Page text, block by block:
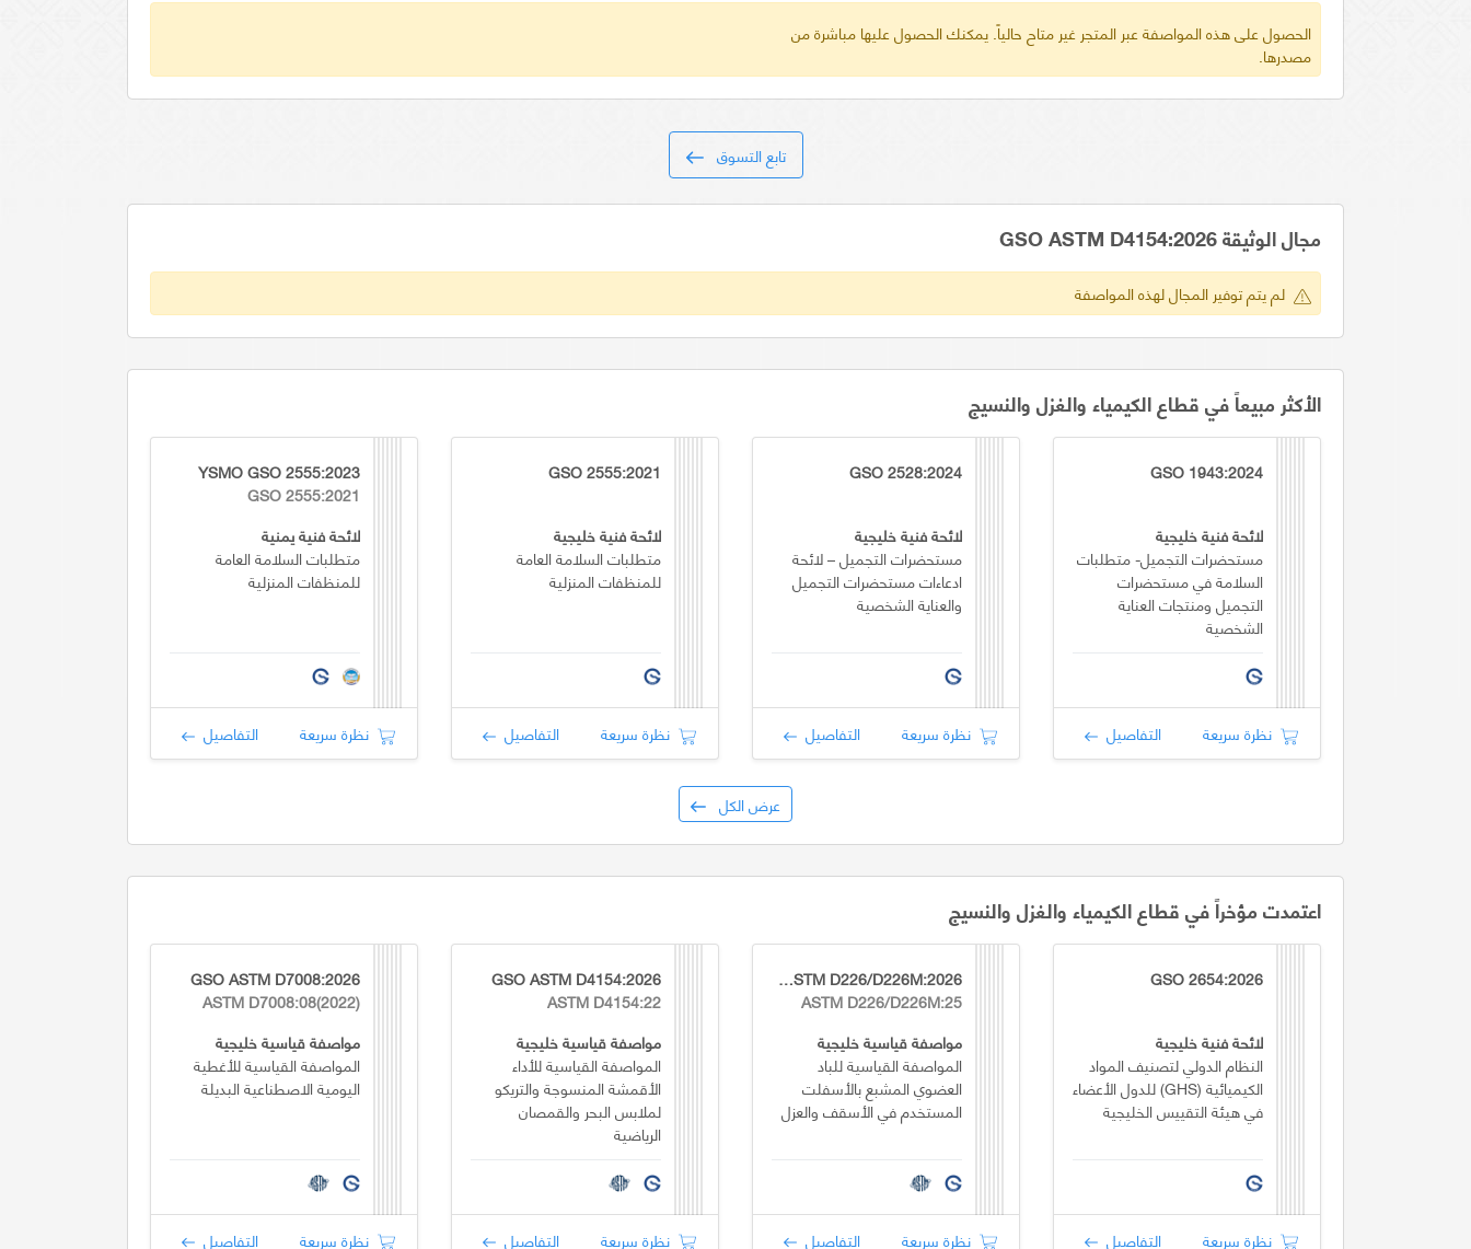
الحصول على هذه المواصفة عبر المتجر غير متاح حالياً. يمكنك الحصول عليها مباشرة من
مصدرها.
تابع التسوق
مجال الوثيقة GSO ASTM D4154:2026
لم يتم توفير المجال لهذه المواصفة
الأكثر مبيعاً في قطاع الكيمياء والغزل والنسيج
GSO 1943:2024
لائحة فنية خليجية
مستحضرات التجميل- متطلبات
السلامة في مستحضرات
التجميل ومنتجات العناية
الشخصية
نظرة سريعة التفاصيل
GSO 2528:2024
لائحة فنية خليجية
مستحضرات التجميل – لائحة
ادعاءات مستحضرات التجميل
والعناية الشخصية
نظرة سريعة التفاصيل
GSO 2555:2021
لائحة فنية خليجية
متطلبات السلامة العامة
للمنظفات المنزلية
نظرة سريعة التفاصيل
YSMO GSO 2555:2023
GSO 2555:2021
لائحة فنية يمنية
متطلبات السلامة العامة
للمنظفات المنزلية
نظرة سريعة التفاصيل
عرض الكل
اعتمدت مؤخراً في قطاع الكيمياء والغزل والنسيج
GSO 2654:2026
لائحة فنية خليجية
النظام الدولي لتصنيف المواد
الكيميائية (GHS) للدول الأعضاء
في هيئة التقييس الخليجية
نظرة سريعة التفاصيل
GSO ASTM D226/D226M:2026
ASTM D226/D226M:25
مواصفة قياسية خليجية
المواصفة القياسية للباد
العضوي المشبع بالأسفلت
المستخدم في الأسقف والعزل
نظرة سريعة التفاصيل
GSO ASTM D4154:2026
ASTM D4154:22
مواصفة قياسية خليجية
المواصفة القياسية للأداء
الأقمشة المنسوجة والتريكو
لملابس البحر والقمصان
الرياضية
نظرة سريعة التفاصيل
GSO ASTM D7008:2026
ASTM D7008:08(2022)
مواصفة قياسية خليجية
المواصفة القياسية للأغطية
اليومية الاصطناعية البديلة
نظرة سريعة التفاصيل